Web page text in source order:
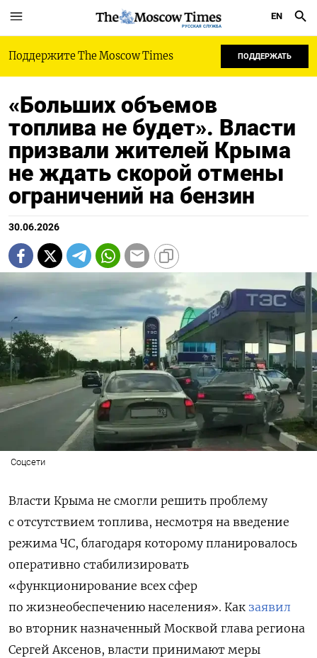
РУССКАЯ СЛУЖБА
EN
Поддержите The Moscow Times ПОДДЕРЖАТЬ
«Больших объемов
топлива не будет». Власти
призвали жителей Крыма
не ждать скорой отмены
ограничений на бензин
30.06.2026
Соцсети
Власти Крыма не смогли решить проблему
с отсутствием топлива, несмотря на введение
режима ЧС, благодаря которому планировалось
оперативно стабилизировать
«функционирование всех сфер
по жизнеобеспечению населения». Как заявил
во вторник назначенный Москвой глава региона
Сергей Аксенов, власти принимают меры